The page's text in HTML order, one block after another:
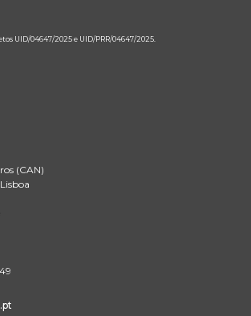
UID/04647/2025 e UID/PRR/04647/2025.
(CAN)